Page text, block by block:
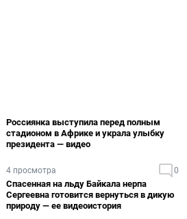
Россиянка выступила перед полным
стадионом в Африке и украла улыбку
президента — видео
4 просмотра 0
Спасенная на льду Байкала нерпа
Сергеевна готовится вернуться в дикую
природу — ее видеоистория